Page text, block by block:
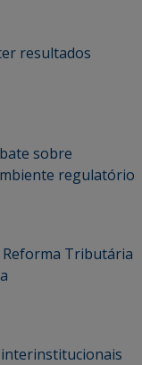
resultados
sobre
regulatório
Reforma Tributária